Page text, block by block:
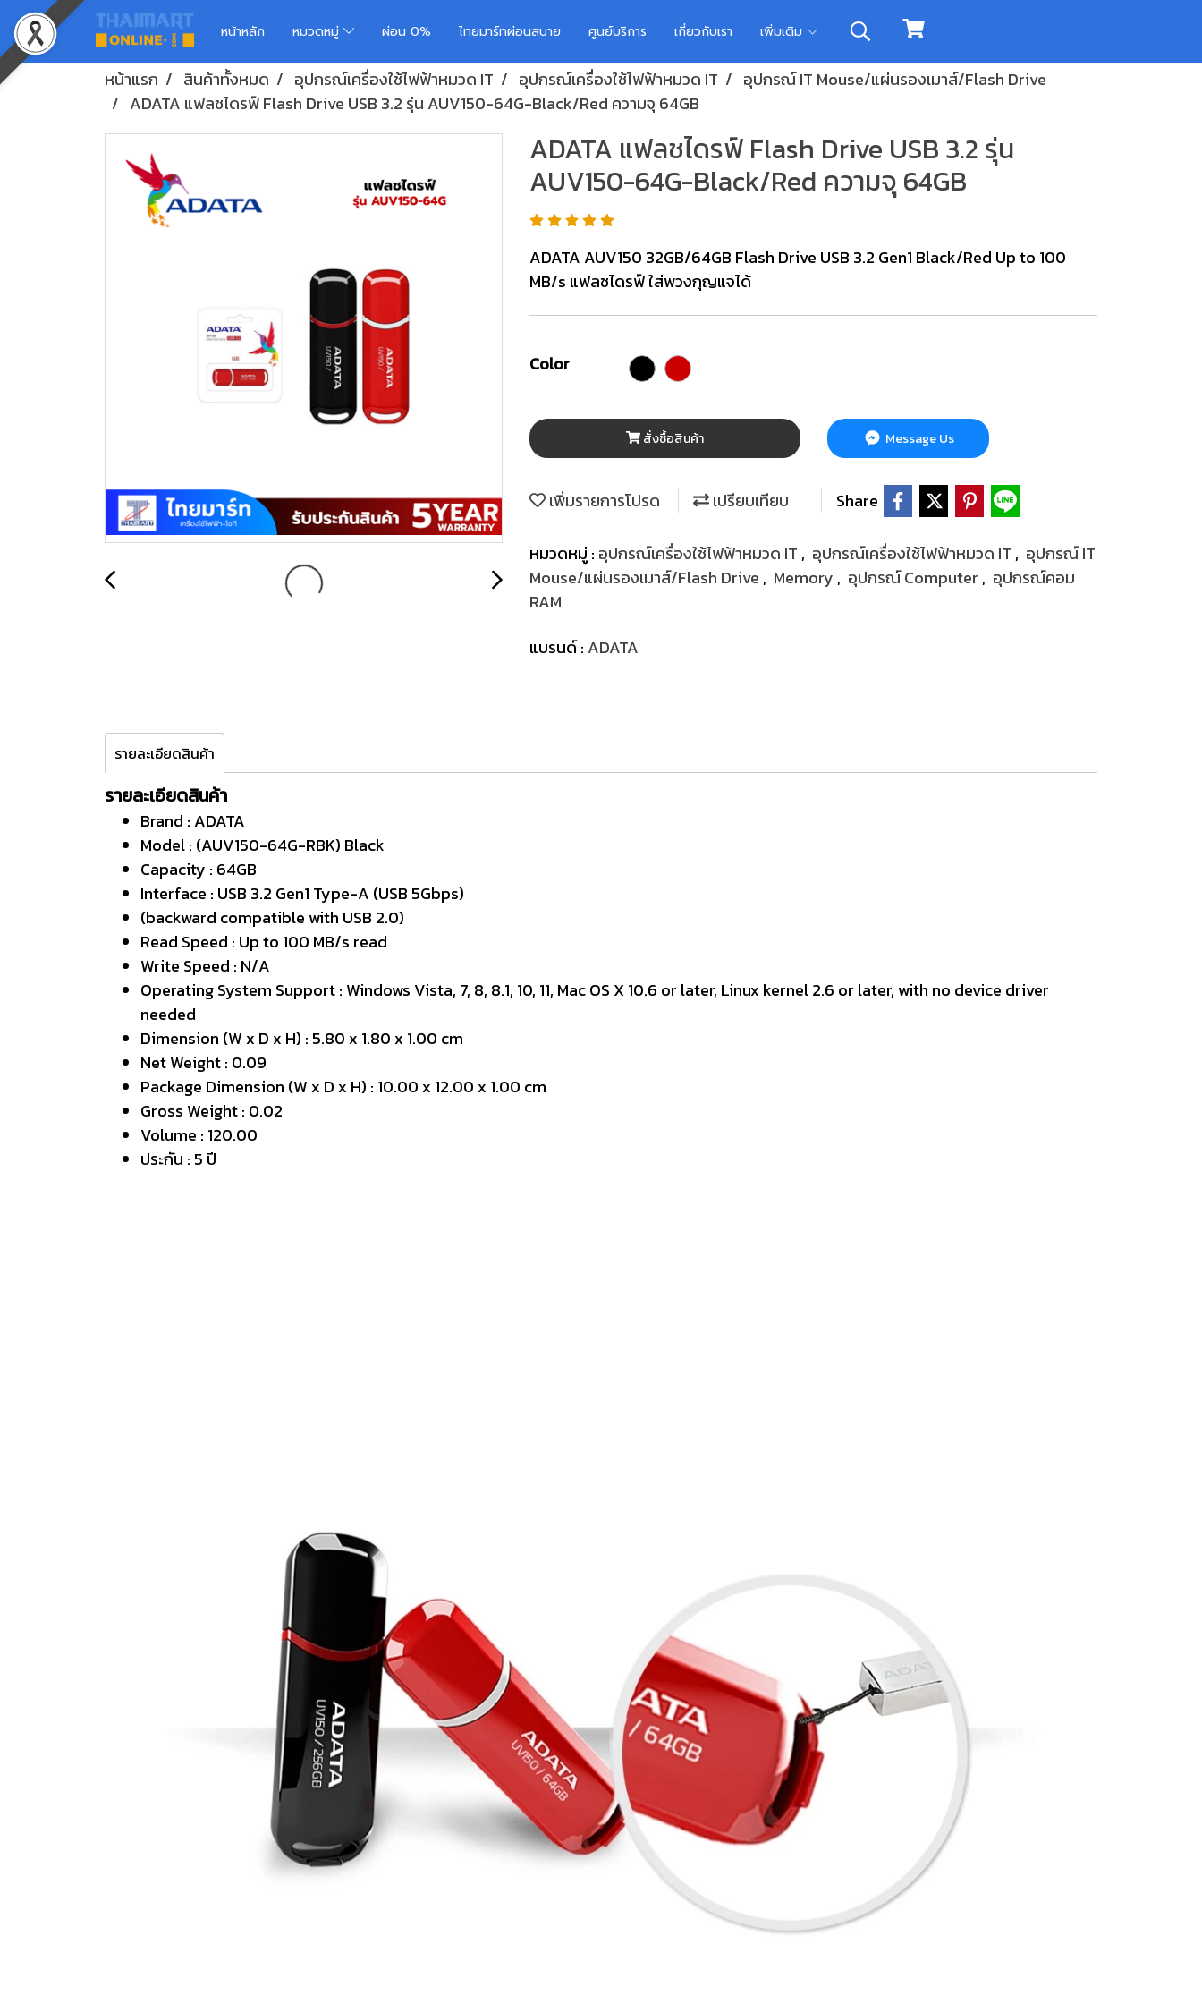
หน้าหลัก หมวดหมู่ ผ่อน 0% ไทยมาร์ทผ่อนสบาย ศูนย์บริการ เกี่ยวกับเรา เพิ่มเติม
หน้าแรก สินค้าทั้งหมด อุปกรณ์เครื่องใช้ไฟฟ้าหมวด IT อุปกรณ์เครื่องใช้ไฟฟ้าหมวด IT
อุปกรณ์ IT Mouse/แผ่นรองเมาส์/Flash Drive
ADATA แฟลชไดรฟ์ Flash Drive USB 3.2 รุ่น AUV150-64G-Black/Red ความจุ 64GB
ADATA แฟลชไดรฟ์ Flash Drive USB 3.2 รุ่น
AUV150-64G-Black/Red ความจุ 64GB
ADATA AUV150 32GB/64GB Flash Drive USB 3.2 Gen1 Black/Red Up to 100
MB/s แฟลชไดรฟ์ ใส่พวงกุญแจได้
Color
สั่งซื้อสินค้า Message Us
เพิ่มรายการโปรด เปรียบเทียบ Share
หมวดหมู่ : อุปกรณ์เครื่องใช้ไฟฟ้าหมวด IT , อุปกรณ์เครื่องใช้ไฟฟ้าหมวด IT , อุปกรณ์ IT
Mouse/แผ่นรองเมาส์/Flash Drive , Memory , อุปกรณ์ Computer , อุปกรณ์คอม
RAM
แบรนด์ : ADATA
รายละเอียดสินค้า
รายละเอียดสินค้า
Brand : ADATA
Model : (AUV150-64G-RBK) Black
Capacity : 64GB
Interface : USB 3.2 Gen1 Type-A (USB 5Gbps)
(backward compatible with USB 2.0)
Read Speed : Up to 100 MB/s read
Write Speed : N/A
Operating System Support : Windows Vista, 7, 8, 8.1, 10, 11, Mac OS X 10.6 or later, Linux kernel 2.6 or later, with no device driver
needed
Dimension (W x D x H) : 5.80 x 1.80 x 1.00 cm
Net Weight : 0.09
Package Dimension (W x D x H) : 10.00 x 12.00 x 1.00 cm
Gross Weight : 0.02
Volume : 120.00
ประกัน : 5 ปี